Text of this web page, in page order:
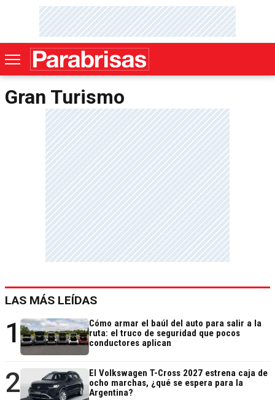
Gran Turismo
LAS MÁS LEÍDAS
1
Cómo armar el baúl del auto para salir a la
ruta: el truco de seguridad que pocos
conductores aplican
2
El Volkswagen T-Cross 2027 estrena caja de
ocho marchas, ¿qué se espera para la
Argentina?